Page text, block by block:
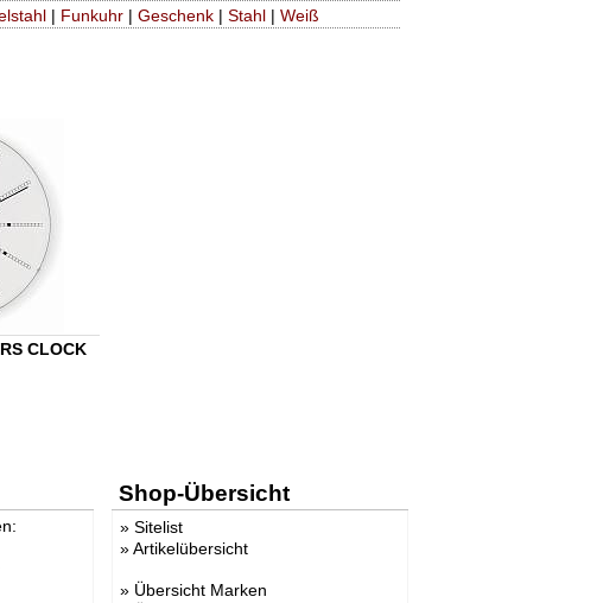
| Funkuhr| Geschenk| Stahl| Weiß
CLOCK
Shop-Übersicht
» Sitelist
»Artikelübersicht
» Übersicht Marken